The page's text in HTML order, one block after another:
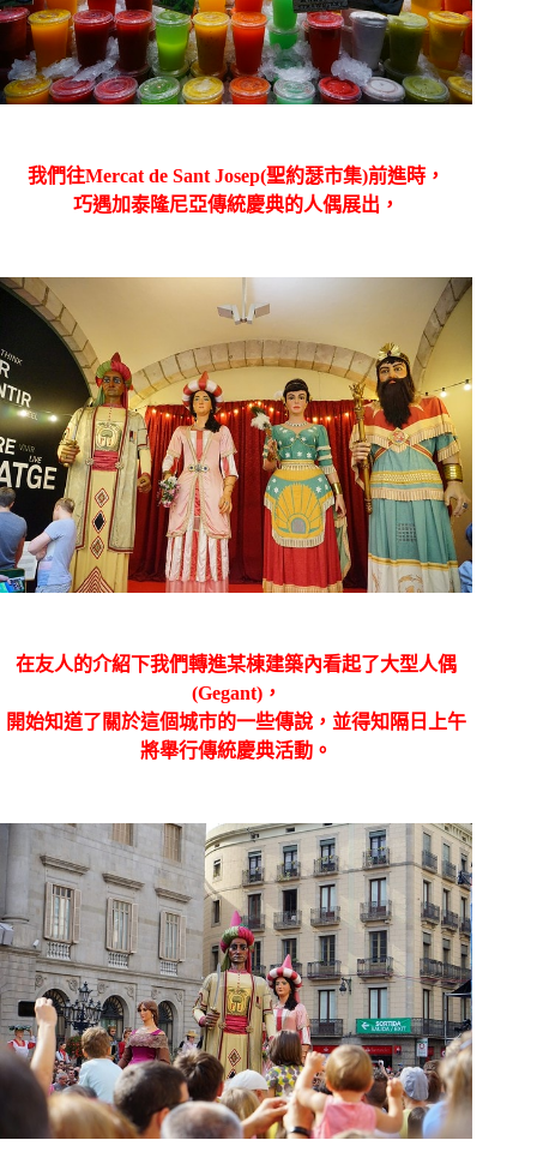
我們往Mercat de Sant Josep(聖約瑟市集)前進時，
巧遇加泰隆尼亞傳統慶典的人偶展出，
在友人的介紹下我們轉進某棟建築內看起了大型人偶
(Gegant)，
開始知道了關於這個城市的一些傳說，並得知隔日上午
將舉行傳統慶典活動。